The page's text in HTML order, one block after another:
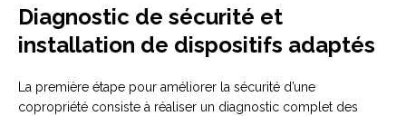
Diagnostic de sécurité et
installation de dispositifs adaptés
La première étape pour améliorer la sécurité d’une
copropriété consiste à réaliser un diagnostic complet des